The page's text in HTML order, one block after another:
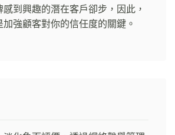
到興趣的潛在客戶卻步，因此，
強顧客對你的信任度的關鍵。